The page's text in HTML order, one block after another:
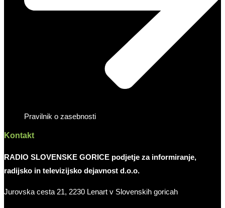
Pravilnik o zasebnosti
Kontakt
RADIO SLOVENSKE GORICE podjetje za informiranje,
radijsko in televizijsko dejavnost d.o.o.
Jurovska cesta 21, 2230 Lenart v Slovenskih goricah